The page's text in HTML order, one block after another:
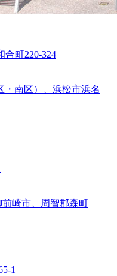
町220-324
・南区）、浜松市浜名
崎市、周智郡森町
1